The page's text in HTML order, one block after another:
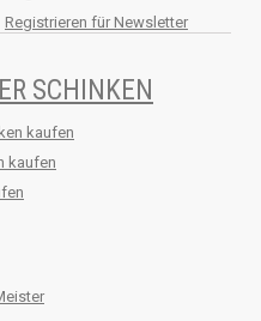
Registrieren für Newsletter
SCHINKEN
kaufen
kaufen